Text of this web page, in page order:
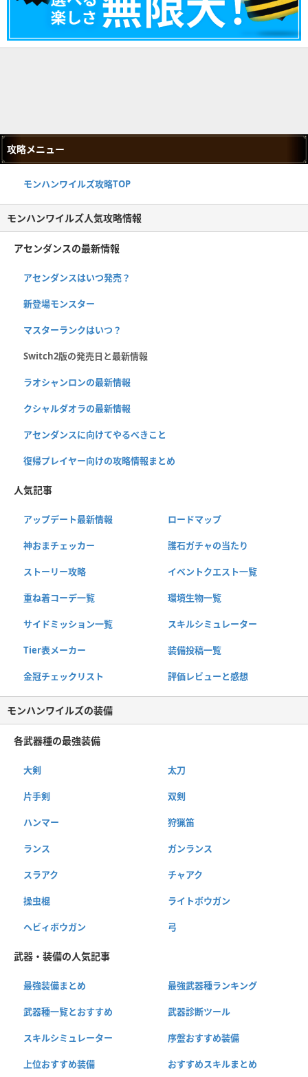
攻略メニュー
モンハンワイルズ攻略TOP
モンハンワイルズ人気攻略情報
アセンダンスの最新情報
アセンダンスはいつ発売？
新登場モンスター
マスターランクはいつ？
Switch2版の発売日と最新情報
ラオシャンロンの最新情報
クシャルダオラの最新情報
アセンダンスに向けてやるべきこと
復帰プレイヤー向けの攻略情報まとめ
人気記事
アップデート最新情報 ロードマップ
神おまチェッカー 護石ガチャの当たり
ストーリー攻略 イベントクエスト一覧
重ね着コーデ一覧 環境生物一覧
サイドミッション一覧 スキルシミュレーター
Tier表メーカー 装備投稿一覧
金冠チェックリスト 評価レビューと感想
モンハンワイルズの装備
各武器種の最強装備
大剣 太刀
片手剣 双剣
ハンマー 狩猟笛
ランス ガンランス
スラアク チャアク
操虫棍 ライトボウガン
ヘビィボウガン 弓
武器・装備の人気記事
最強装備まとめ 最強武器種ランキング
武器種一覧とおすすめ 武器診断ツール
スキルシミュレーター 序盤おすすめ装備
上位おすすめ装備 おすすめスキルまとめ